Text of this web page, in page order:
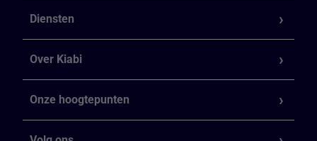
Diensten
Over Kiabi
Onze hoogtepunten